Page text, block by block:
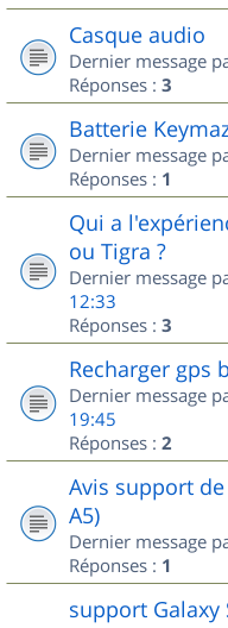
Casque audio
Dernier message
Réponses : 3
Batterie
Dernier message
Réponses : 1
Qui a
ou Tigra ?
Dernier message
12:33
Réponses : 3
Recharger gps
Dernier message
19:45
Réponses : 2
Avis support
A5)
Dernier message
Réponses : 1
support Galaxy